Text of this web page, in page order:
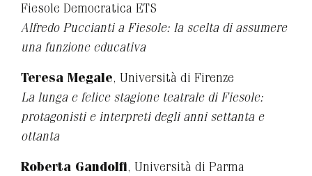
Fiesole Democratica ETS
Alfredo Puccianti a Fiesole: la scelta di assumere
una funzione educativa
Teresa Megale, Università di Firenze
La lunga e felice stagione teatrale di Fiesole:
protagonisti e interpreti degli anni settanta e
ottanta
Roberta Gandolfi, Università di Parma